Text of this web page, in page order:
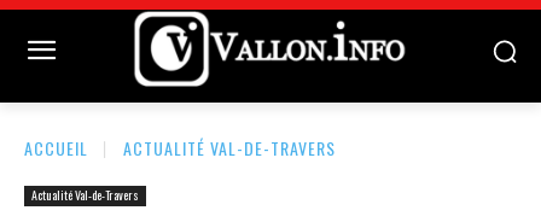
ACCUEIL ACTUALITÉ VAL-DE-TRAVERS
Actualité Val-de-Travers